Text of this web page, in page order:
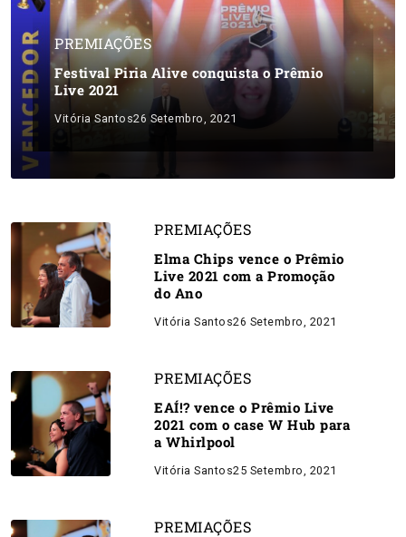
PREMIAÇÕES
Festival Piria Alive conquista o Prêmio
Live 2021
Vitória Santos26 Setembro, 2021
PREMIAÇÕES
Elma Chips vence o Prêmio
Live 2021 com a Promoção
do Ano
Vitória Santos26 Setembro, 2021
PREMIAÇÕES
EAÍ!? vence o Prêmio Live
2021 com o case W Hub para
a Whirlpool
Vitória Santos25 Setembro, 2021
PREMIAÇÕES